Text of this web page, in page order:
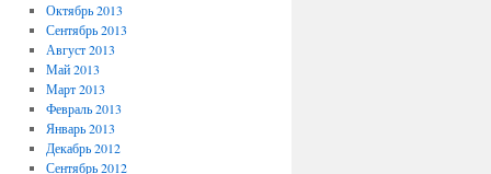
Октябрь 2013
Сентябрь 2013
Август 2013
Май 2013
Март 2013
Февраль 2013
Январь 2013
Декабрь 2012
Сентябрь 2012